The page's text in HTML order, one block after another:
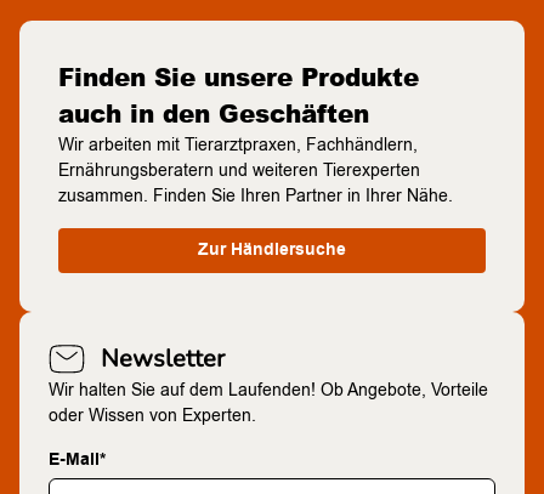
Finden Sie unsere Produkte
auch in den Geschäften
Wir arbeiten mit Tierarztpraxen, Fachhändlern,
Ernährungsberatern und weiteren Tierexperten
zusammen. Finden Sie Ihren Partner in Ihrer Nähe.
Zur Händlersuche
Newsletter
Wir halten Sie auf dem Laufenden! Ob Angebote, Vorteile
oder Wissen von Experten.
E-Mail*